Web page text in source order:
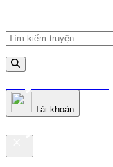
truyenfullz.com
Tài khoản
truyenfullz.com